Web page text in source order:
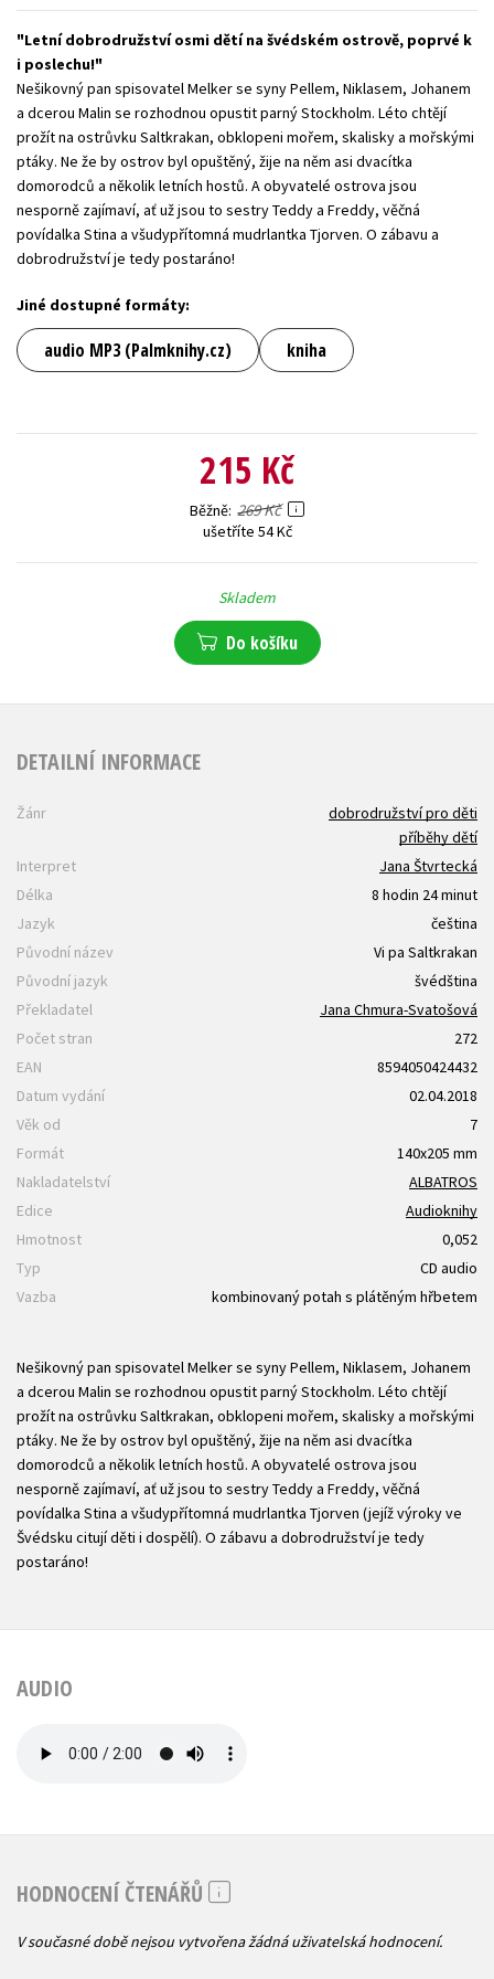
Young adult (SK)
Zahraniční literatura Zdraví a životní styl
Všechny tituly
Letní dobrodružství osmi dětí na švédském ostrově, poprvé k
i poslechu!
Nešikovný pan spisovatel Melker se syny Pellem, Niklasem, Johanem
a dcerou Malin se rozhodnou opustit parný Stockholm. Léto chtějí
prožít na ostrůvku Saltkrakan, obklopeni mořem, skalisky a mořskými
ptáky. Ne že by ostrov byl opuštěný, žije na něm asi dvacítka
domorodců a několik letních hostů. A obyvatelé ostrova jsou
nesporně zajímaví, ať už jsou to sestry Teddy a Freddy, věčná
povídalka Stina a všudypřítomná mudrlantka Tjorven. O zábavu a
dobrodružství je tedy postaráno!
Jiné dostupné formáty:
audio MP3 (Palmknihy.cz) kniha
215 Kč
Běžně 269 Kč
ušetříte 54 Kč
Skladem
Do košíku
DETAILNÍ INFORMACE
Žánr
dobrodružství pro děti
příběhy dětí
Interpret
Jana Štvrtecká
Délka
8 hodin 24 minut
Jazyk
čeština
Původní název
Vi pa Saltkrakan
Původní jazyk
švédština
Překladatel
Jana Chmura-Svatošová
Počet stran
272
EAN
8594050424432
Datum vydání
02.04.2018
Věk od
7
Formát
140x205 mm
Nakladatelství
ALBATROS
Edice
Audioknihy
Hmotnost
0,052
Typ
CD audio
Vazba
kombinovaný potah s plátěným hřbetem
Nešikovný pan spisovatel Melker se syny Pellem, Niklasem, Johanem
a dcerou Malin se rozhodnou opustit parný Stockholm. Léto chtějí
prožít na ostrůvku Saltkrakan, obklopeni mořem, skalisky a mořskými
ptáky. Ne že by ostrov byl opuštěný, žije na něm asi dvacítka
domorodců a několik letních hostů. A obyvatelé ostrova jsou
nesporně zajímaví, ať už jsou to sestry Teddy a Freddy, věčná
povídalka Stina a všudypřítomná mudrlantka Tjorven (jejíž výroky ve
Švédsku citují děti i dospělí). O zábavu a dobrodružství je tedy
postaráno!
AUDIO
HODNOCENÍ ČTENÁŘŮ
V současné době nejsou vytvořena žádná uživatelská hodnocení.